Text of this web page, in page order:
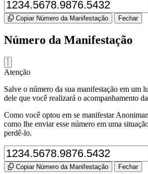
Copiar Número da Manifestação Fechar
Número da Manifestação
Atenção
Salve o número da sua manifestação em um
dele que você realizará o acompanhamento
Como você optou em se manifestar
como lhe enviar esse número em uma
perdê-lo.
Copiar Número da Manifestação Fechar